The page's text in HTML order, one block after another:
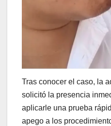
Tras conocer el caso, la
solicitó la presencia
aplicarle una prueba
apego a los